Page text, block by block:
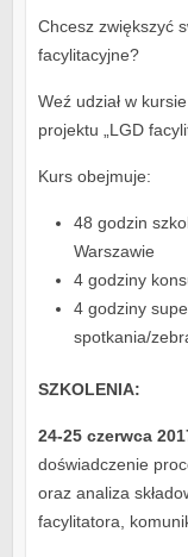
Chcesz zwiększyć
facylitacyjne?
Weź udział w
projektu „LGD
Kurs obejmuje:
48 godzin
Warszawie
4 godziny
4 godziny
spotkania/
SZKOLENIA:
24-25 czerwca
doświadczenie
oraz analiza
facylitatora,